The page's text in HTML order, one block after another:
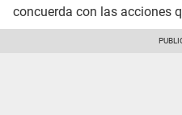
concuerda con las acciones